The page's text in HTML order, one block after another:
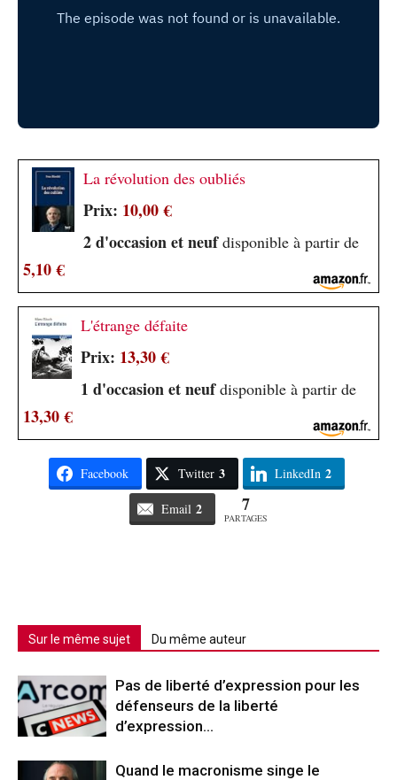
La révolution des oubliés
Prix: 10,00 €
2 d'occasion et neufdisponible à partir de
5,10 €
L'étrange défaite
Prix: 13,30 €
1 d'occasion et neufdisponible à partir de
13,30 €
Facebook Twitter 3 LinkedIn 2
Email 2 7
PARTAGES
Sur le même sujet Du même auteur
Pas de liberté d’expression pour les
défenseurs de la liberté
d’expression…
Quand le macronisme singe le